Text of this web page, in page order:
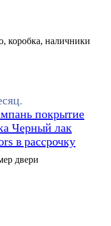
коробка, наличники